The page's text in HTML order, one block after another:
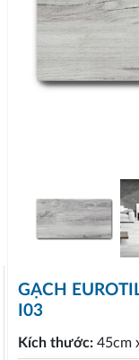
GẠCH
I03
Kích thước: 45cm